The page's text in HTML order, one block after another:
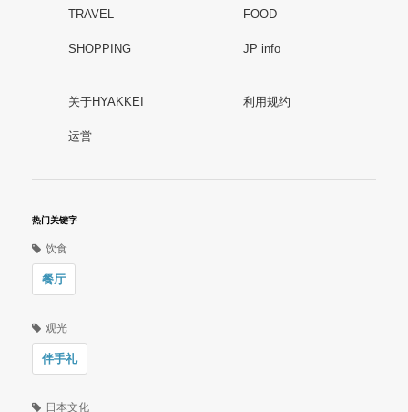
TRAVEL FOOD
SHOPPING JP info
关于HYAKKEI 利用规约
运営
热门关键字
饮食
餐厅
观光
伴手礼
日本文化